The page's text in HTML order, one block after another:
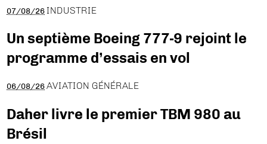
07/08/26 INDUSTRIE
Un septième Boeing 777-9 rejoint le
programme d’essais en vol
06/08/26 AVIATION GÉNÉRALE
Daher livre le premier TBM 980 au
Brésil